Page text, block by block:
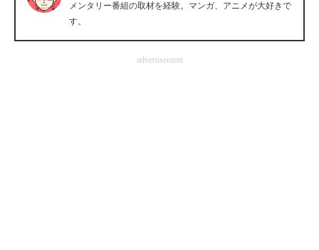
マーケ×ITの今がよく分かる
ITエンジニア向け専門サイト
メンタリー番組の取材を経験。マンガ、アニメが大好きで
す。
advertisement